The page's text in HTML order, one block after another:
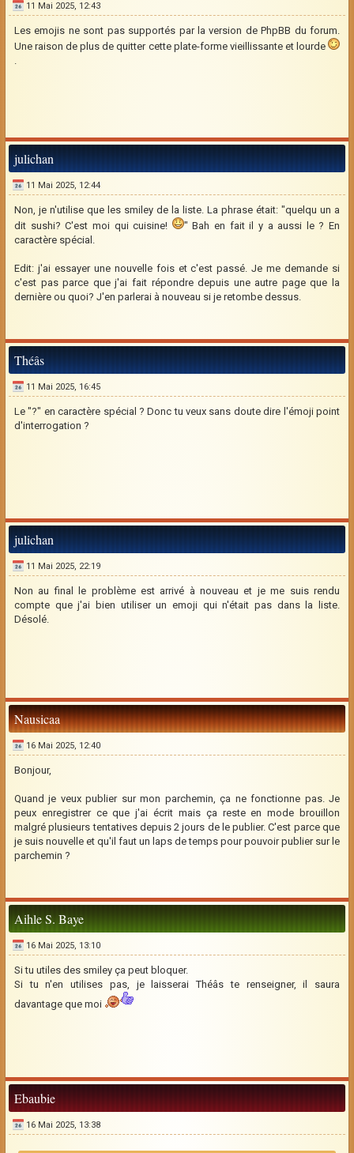
11 Mai 2025, 12:43
Les emojis ne sont pas supportés par la version de PhpBB du forum.
Une raison de plus de quitter cette plate-forme vieillissante et lourde
.
julichan
11 Mai 2025, 12:44
Non, je n'utilise que les smiley de la liste. La phrase était: "quelqu un a
dit sushi? C'est moi qui cuisine!
" Bah en fait il y a aussi le ? En
caractère spécial.
Edit: j'ai essayer une nouvelle fois et c'est passé. Je me demande si
c'est pas parce que j'ai fait répondre depuis une autre page que la
dernière ou quoi? J'en parlerai à nouveau si je retombe dessus.
Théâs
11 Mai 2025, 16:45
Le "?" en caractère spécial ? Donc tu veux sans doute dire l'émoji point
d'interrogation ?
julichan
11 Mai 2025, 22:19
Non au final le problème est arrivé à nouveau et je me suis rendu
compte que j'ai bien utiliser un emoji qui n'était pas dans la liste.
Désolé.
Nausicaa
16 Mai 2025, 12:40
Bonjour,
Quand je veux publier sur mon parchemin, ça ne fonctionne pas. Je
peux enregistrer ce que j'ai écrit mais ça reste en mode brouillon
malgré plusieurs tentatives depuis 2 jours de le publier. C'est parce que
je suis nouvelle et qu'il faut un laps de temps pour pouvoir publier sur le
parchemin ?
Aihle S. Baye
16 Mai 2025, 13:10
Si tu utiles des smiley ça peut bloquer.
Si tu n'en utilises pas, je laisserai Théâs te renseigner, il saura
davantage que moi
Ebaubie
16 Mai 2025, 13:38